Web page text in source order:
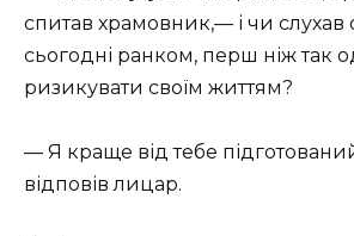
спитав храмовник,— і чи слухав
сьогодні ранком, перш ніж так
ризикувати своїм життям?
— Я краще від тебе
відповів лицар.